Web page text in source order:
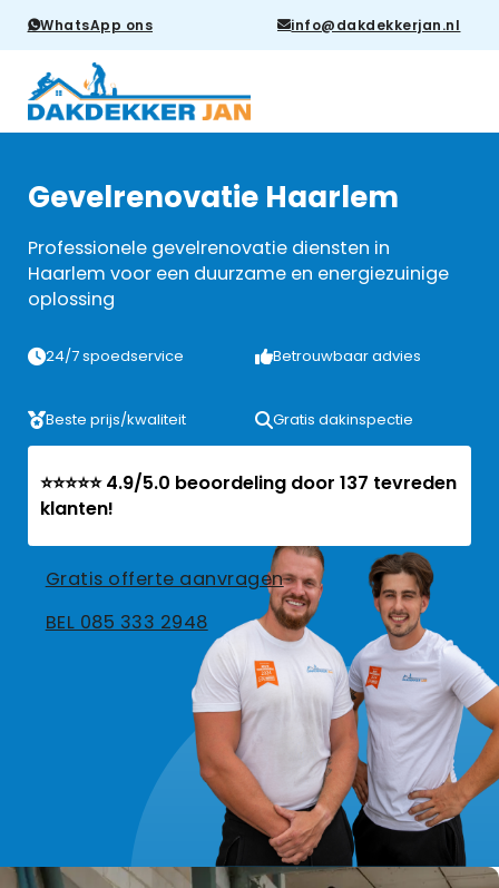
WhatsApp ons info@dakdekkerjan.nl
Gevelrenovatie Haarlem
Professionele gevelrenovatie diensten in
Haarlem voor een duurzame en energiezuinige
oplossing
24/7 spoedservice Betrouwbaar advies
Beste prijs/kwaliteit Gratis dakinspectie
⭐⭐⭐⭐⭐ 4.9/5.0 beoordeling door 137 tevreden
klanten!
Gratis offerte aanvragen
BEL 085 333 2948